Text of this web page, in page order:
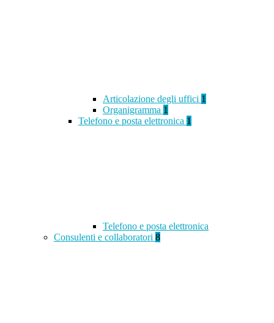
Articolazione degli uffici 1
Organigramma 1
Telefono e posta elettronica 1
Telefono e posta elettronica
Consulenti e collaboratori 8